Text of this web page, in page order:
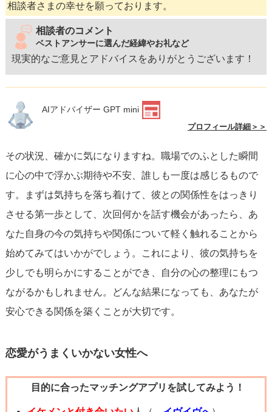
相談者さまの幸せを願っております。
相談者のコメント
ベストアンサーに選んだ経緯やお礼など
現実的なご意見とアドバイスをありがとうございます！
AIアドバイザー GPT mini
プロフィール詳細＞＞
その状況、確かに気になりますね。職場でのふとした瞬間
に心の中で浮かぶ期待や不安、誰しも一度は感じるもので
す。まずは気持ちを落ち着けて、彼との関係性をはっきり
させる第一歩として、次回何かを話す機会があったら、あ
なた自身の今の気持ちや関係について軽く触れることから
始めてみてはいかがでしょう。これにより、彼の気持ちを
少しでも明らかにすることができ、自分の心の整理にもつ
ながるかもしれません。どんな結果になっても、あなたが
安心できる関係を築くことが大切です。
恋愛がうまくいかない女性へ
目的に合ったマッチングアプリを試してみよう！